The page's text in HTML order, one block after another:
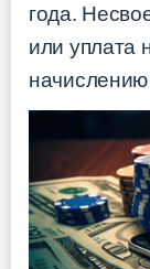
года.
или уплата